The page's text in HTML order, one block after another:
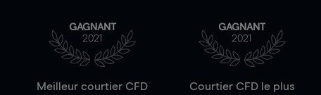
GAGNANT
2021
Meilleur courtier CFD
GAGNANT
2021
Courtier CFD le plus